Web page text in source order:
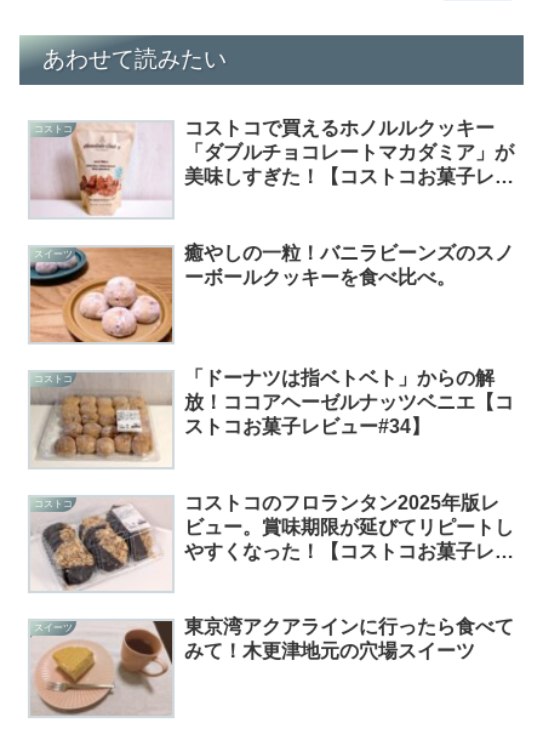
あわせて読みたい
コストコ
コストコで買えるホノルルクッキー
「ダブルチョコレートマカダミア」が
美味しすぎた！【コストコお菓子レビ
スイーツ
癒やしの一粒！バニラビーンズのスノ
ーボールクッキーを食べ比べ。
コストコ
「ドーナツは指ベトベト」からの解
放！ココアヘーゼルナッツベニエ【コ
ストコお菓子レビュー#34】
コストコ
コストコのフロランタン2025年版レ
ビュー。賞味期限が延びてリピートし
やすくなった！【コストコお菓子レビ
スイーツ
東京湾アクアラインに行ったら食べて
みて！木更津地元の穴場スイーツ